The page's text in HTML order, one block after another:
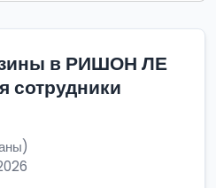
в РИШОН ЛЕ
сотрудники